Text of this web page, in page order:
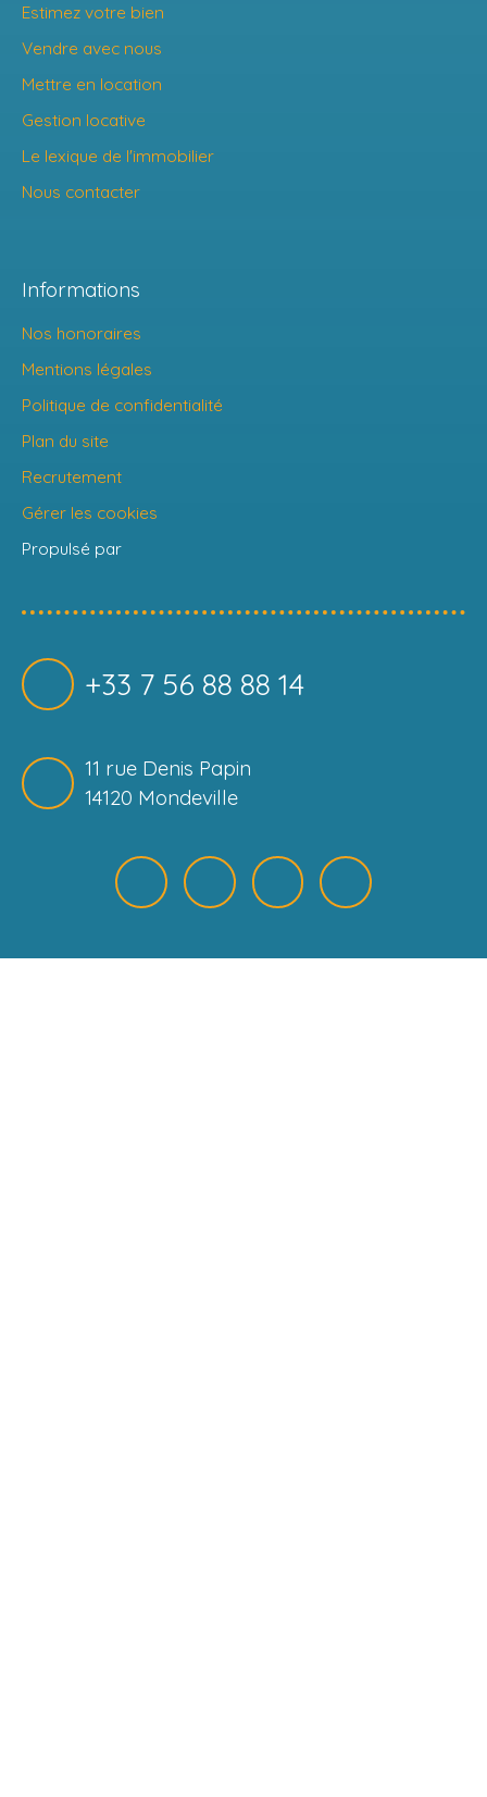
Estimez votre bien
Vendre avec nous
Mettre en location
Gestion locative
Le lexique de l'immobilier
Nous contacter
Informations
Nos honoraires
Mentions légales
Politique de confidentialité
Plan du site
Recrutement
Gérer les cookies
Propulsé par
+33 7 56 88 88 14
11 rue Denis Papin
14120 Mondeville